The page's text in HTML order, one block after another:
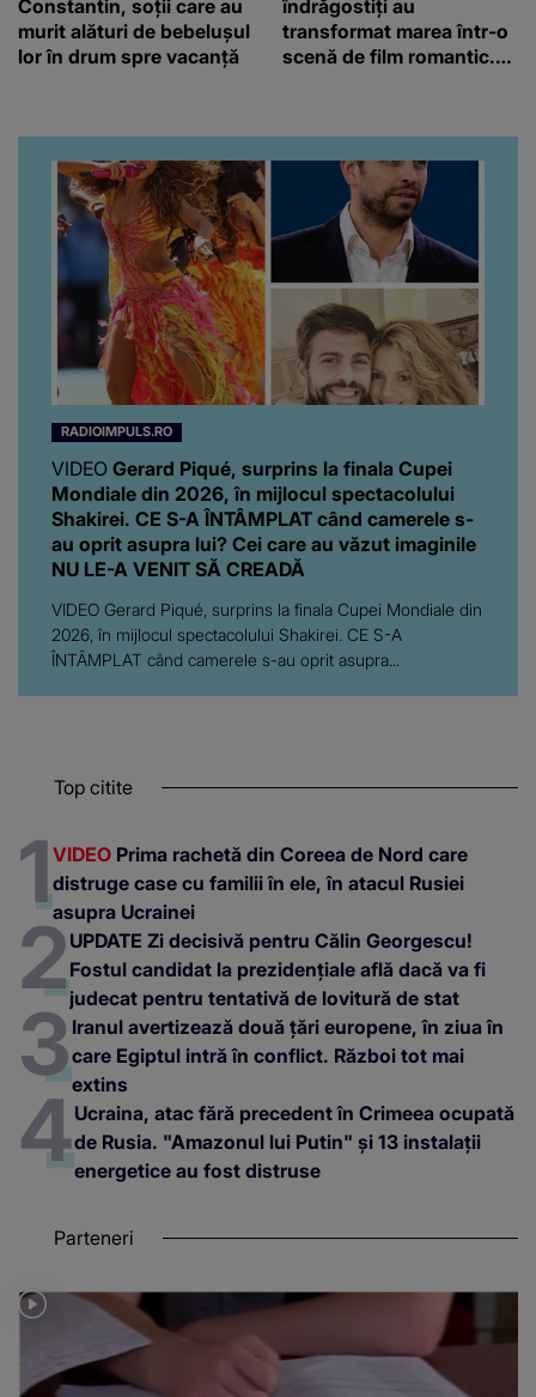
Constantin, soții care au
murit alături de bebelușul
lor în drum spre vacanță
îndrăgostiți au
transformat marea într-o
scenă de film romantic.
RADIOIMPULS.RO
VIDEO Gerard Piqué, surprins la finala Cupei
Mondiale din 2026, în mijlocul spectacolului
Shakirei. CE S-A ÎNTÂMPLAT când camerele s-
au oprit asupra lui? Cei care au văzut imaginile
NU LE-A VENIT SĂ CREADĂ
VIDEO Gerard Piqué, surprins la finala Cupei Mondiale din
2026, în mijlocul spectacolului Shakirei. CE S-A
ÎNTÂMPLAT când camerele s-au oprit asupra...
Top citite
VIDEO Prima rachetă din Coreea de Nord care
distruge case cu familii în ele, în atacul Rusiei
asupra Ucrainei
UPDATE Zi decisivă pentru Călin Georgescu!
Fostul candidat la prezidențiale află dacă va fi
judecat pentru tentativă de lovitură de stat
Iranul avertizează două țări europene, în ziua în
care Egiptul intră în conflict. Război tot mai
extins
Ucraina, atac fără precedent în Crimeea ocupată
de Rusia. "Amazonul lui Putin" și 13 instalații
energetice au fost distruse
Parteneri